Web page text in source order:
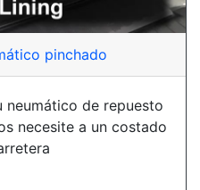
pinchado
neumático de repuesto
necesite a un costado